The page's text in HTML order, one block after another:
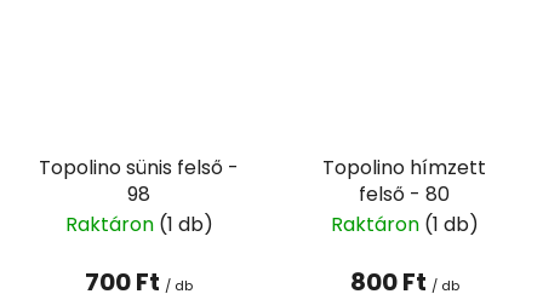
Topolino sünis felső -
98
Raktáron (1 db)
700 Ft / db
Topolino hímzett
felső - 80
Raktáron (1 db)
800 Ft / db